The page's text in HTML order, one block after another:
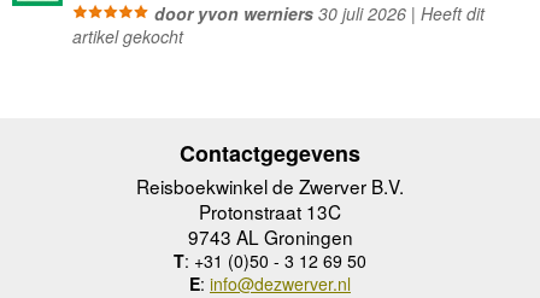
door yvon werniers30 juli 2026 | Heeft dit
artikel gekocht
Contactgegevens
Reisboekwinkel de Zwerver B.V.
Protonstraat 13C
9743 AL Groningen
T: +31 (0)50 - 3 12 69 50
E: info@dezwerver.nl